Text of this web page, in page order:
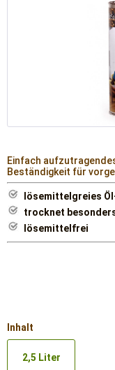
Einfach
Beständigkeit für
lösemittelgreies
trocknet besonders
lösemittelfrei
Inhalt
2,5 Liter